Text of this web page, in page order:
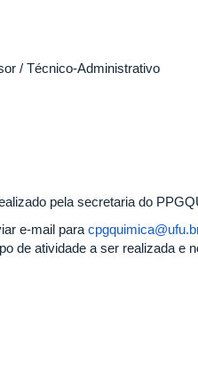
/ Técnico-Administrativo
pela secretaria do
e-mail para
de atividade a ser realizada e